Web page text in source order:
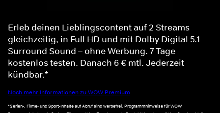
Erleb deinen Lieblingscontent auf 2 Streams
gleichzeitig, in Full HD und mit Dolby Digital 5.1
Surround Sound – ohne Werbung. 7 Tage
kostenlos testen. Danach 6 € mtl. Jederzeit
kündbar.*
Noch mehr Informationen zu WOW Premium
*Serien-, Filme- und Sport-Inhalte auf Abruf sind werbefrei. Programmhinweise für WOW